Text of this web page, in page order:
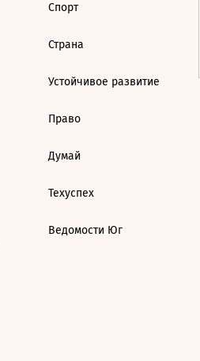
Спорт
Страна
Устойчивое развитие
Право
Думай
Техуспех
Ведомости Юг